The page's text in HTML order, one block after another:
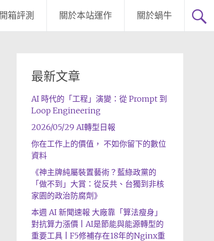
開箱評測 關於本站運作 關於蝸牛
最新文章
AI 時代的「工程」演變：從 Prompt 到
Loop Engineering
2026/05/29 AI轉型日報
你在工作上的價值， 不如你留下的數位
資料
《神主牌純屬裝置藝術？藍綠政黨的
「做不到」大賞：從反共、台獨到非核
家園的政治防腐劑》
本週 AI 新聞速報 大廠靠「算法瘦身」
對抗算力漲價 | AI是節能與能源轉型的
重要工具 | F5修補存在18年的Nginx重